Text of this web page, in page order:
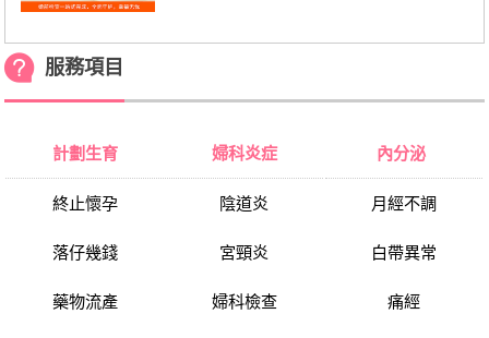
服務項目
計劃生育
終止懷孕
落仔幾錢
藥物流產
婦科炎症
陰道炎
宮頸炎
婦科檢查
內分泌
月經不調
白帶異常
痛經